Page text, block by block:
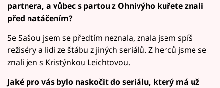
partnera, a vůbec s partou z Ohnivýho kuřete znali
před natáčením?
Se Sašou jsem se předtím neznala, znala jsem spíš
režiséry a lidi ze štábu z jiných seriálů. Z herců jsme se
znali jen s Kristýnkou Leichtovou.
Jaké pro vás bylo naskočit do seriálu, který má už